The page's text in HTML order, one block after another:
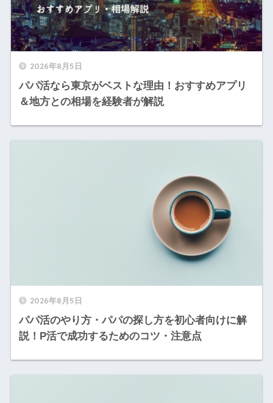
2026年8月5日
パパ活なら東京がベストな理由！おすすめアプリ
＆地方との相場を経験者が解説
2026年8月5日
パパ活のやり方・パパの探し方を初心者向けに解
説！P活で成功するためのコツ・注意点